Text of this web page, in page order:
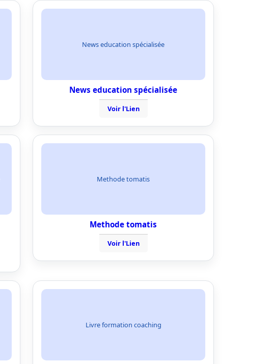
News education spécialisée
News education spécialisée
Voir l'Lien
Methode tomatis
Methode tomatis
Voir l'Lien
Livre formation coaching